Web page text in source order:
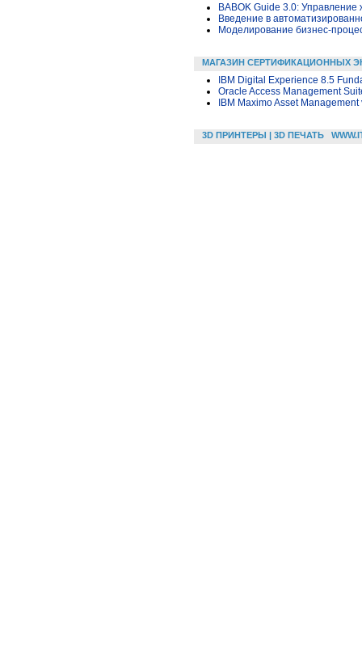
BABOK Guide 3.0:
Введение в
Моделирование бизнес-
МАГАЗИН СЕРТИФИКАЦИОННЫХ
IBM Digital Experience 8.5
Oracle Access Management
IBM Maximo Asset
3D ПРИНТЕРЫ | 3D ПЕЧАТЬ